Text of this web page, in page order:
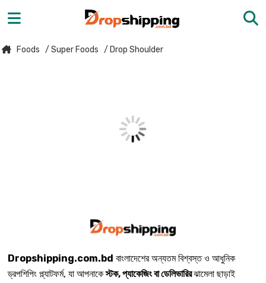
Foods / Super Foods / Drop Shoulder
Dropshipping.com.bd বাংলাদেশের অন্যতম বিশ্বস্ত ও আধুনিক
ড্রপশিপিং প্ল্যাটফর্ম, যা আপনাকেস্টক, প্যাকেজিং বা ডেলিভারিরঝামেলা ছাড়াই